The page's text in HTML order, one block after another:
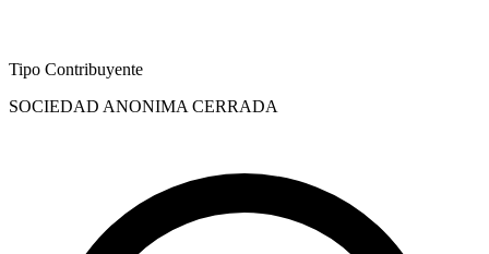
Tipo Contribuyente
SOCIEDAD ANONIMA CERRADA